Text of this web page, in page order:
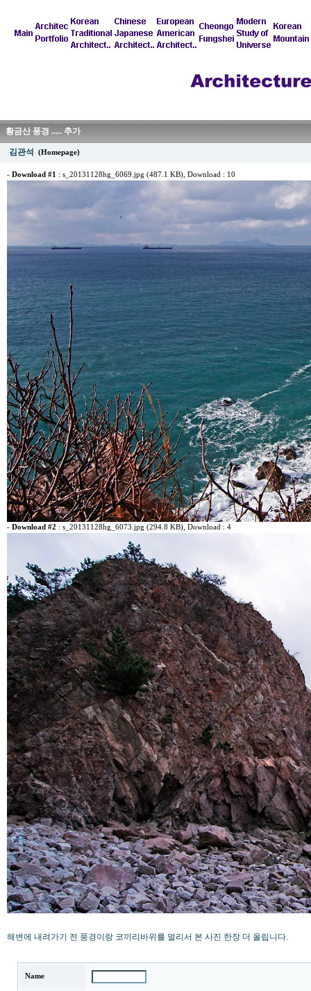
황금산 풍경 ..... 추가
김관석 (Homepage)
- Download #1 : s_20131128hg_6069.jpg (487.1 KB) , Download : 10
- Download #2 : s_20131128hg_6073.jpg (294.8 KB), Download : 4
해변에 내려가기 전 풍경이랑 코끼리바위를 멀리서 본 사진 한장 더 올립니다.
Name